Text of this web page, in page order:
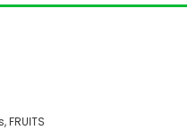
,FRUITS